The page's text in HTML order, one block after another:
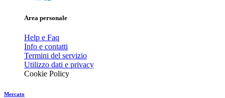
Area personale
Help e Faq
Info e contatti
Termini del servizio
Utilizzo dati e privacy
Cookie Policy
Mercato